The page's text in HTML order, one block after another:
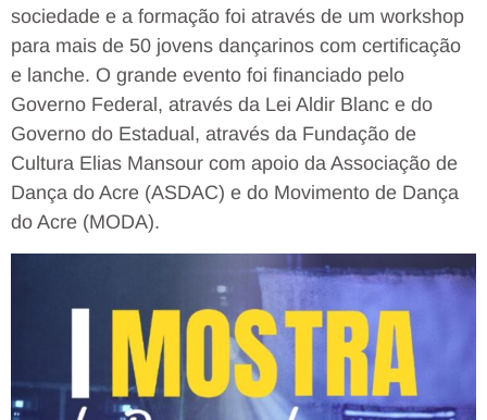
sociedade e a formação foi através de um workshop
para mais de 50 jovens dançarinos com certificação
e lanche. O grande evento foi financiado pelo
Governo Federal, através da Lei Aldir Blanc e do
Governo do Estadual, através da Fundação de
Cultura Elias Mansour com apoio da Associação de
Dança do Acre (ASDAC) e do Movimento de Dança
do Acre (MODA).